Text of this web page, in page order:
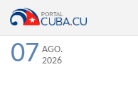
07 AGO.
2026